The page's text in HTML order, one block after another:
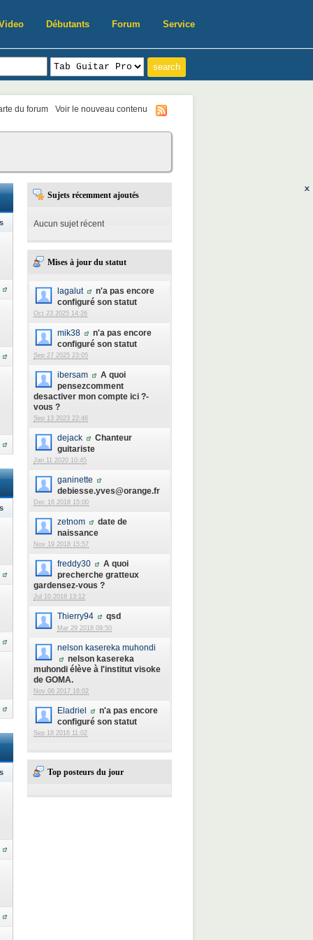
Débutants Forum Service
du forum Voir le nouveau contenu
Sujets récemment ajoutés
Aucun sujet récent
Mises à jour du statut
lagalut
n'a pas encore
configuré son statut
Oct 23 2025 14:26
mik38
n'a pas encore
configuré son statut
Sep 27 2025 23:05
ibersam
A quoi
pensezcomment
desactiver mon compte ici ?-
vous ?
Sep 13 2023 22:46
dejack
Chanteur
guitariste
Jan 11 2020 10:45
ganinette
debiesse.yves@orange.fr
Dec 16 2018 15:00
zetnom
date de
naissance
Nov 19 2018 15:57
freddy30
A quoi
precherche gratteux
gardensez-vous ?
Jul 10 2018 13:12
Thierry94 qsd
Mar 29 2018 09:50
nelson kasereka muhondi
nelson kasereka
muhondi élève à l'institut visoke
de GOMA.
Nov 06 2017 16:02
Eladriel
n'a pas encore
configuré son statut
Sep 18 2016 11:02
Top posteurs du jour